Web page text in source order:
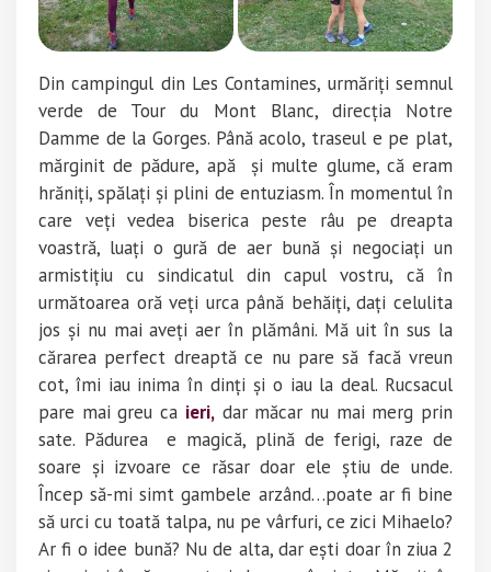
Din campingul din Les Contamines, urmăriți semnul
verde de Tour du Mont Blanc, direcția Notre
Damme de la Gorges. Până acolo, traseul e pe plat,
mărginit de pădure, apă și multe glume, că eram
hrăniți, spălați și plini de entuziasm. În momentul în
care veți vedea biserica peste râu pe dreapta
voastră, luați o gură de aer bună și negociați un
armistițiu cu sindicatul din capul vostru, că în
următoarea oră veți urca până behăiți, dați celulita
jos și nu mai aveți aer în plămâni. Mă uit în sus la
cărarea perfect dreaptă ce nu pare să facă vreun
cot, îmi iau inima în dinți și o iau la deal. Rucsacul
pare mai greu ca ieri,dar măcar nu mai merg prin
sate. Pădurea e magică, plină de ferigi, raze de
soare și izvoare ce răsar doar ele știu de unde.
Încep să-mi simt gambele arzând…poate ar fi bine
să urci cu toată talpa, nu pe vârfuri, ce zici Mihaelo?
Ar fi o idee bună? Nu de alta, dar ești doar în ziua 2